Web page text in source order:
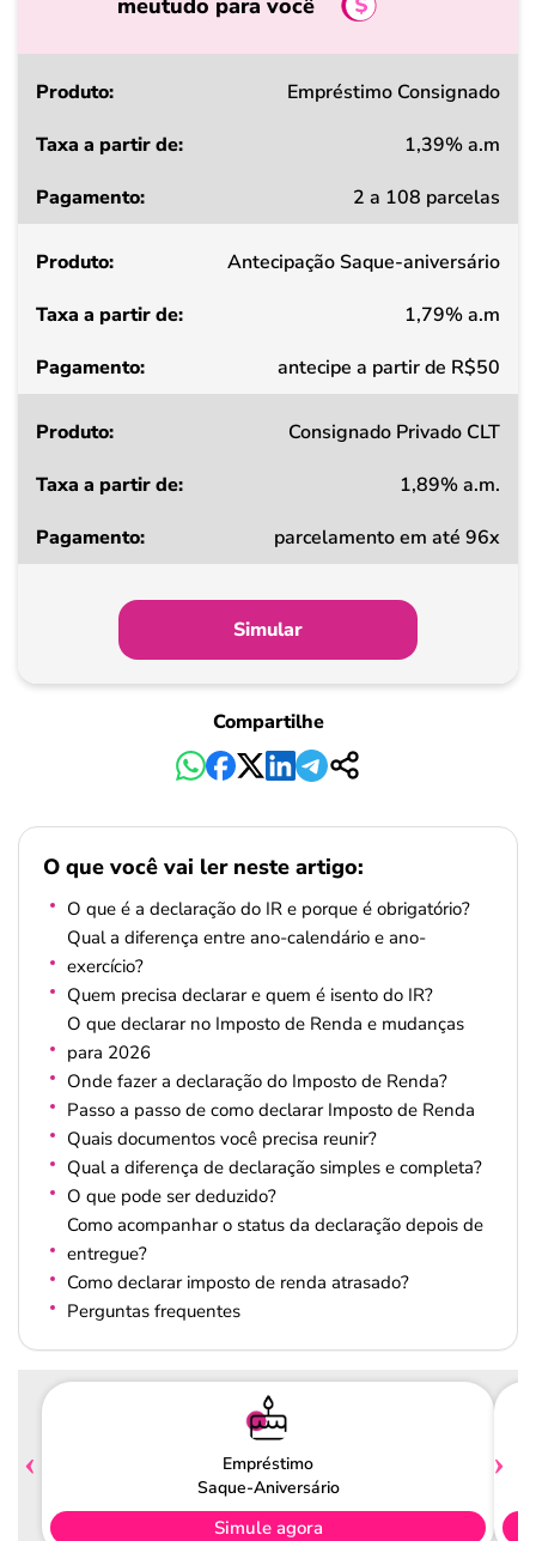
meutudo para você
Produto
a
de
Pagamento
Empréstimo Consignado
1,39% a.m
2 a 108 parcelas
Antecipação Saque-aniversário
1,79% a.m
antecipe a partir de R$50
Consignado Privado CLT
1,89% a.m.
parcelamento em até 96x
Simular
Compartilhe
O que você vai ler neste artigo:
O que é a declaração do IR e porque é obrigatório?
Qual a diferença entre ano-calendário e ano-
exercício?
Quem precisa declarar e quem é isento do IR?
O que declarar no Imposto de Renda e mudanças
para 2026
Onde fazer a declaração do Imposto de Renda?
Passo a passo de como declarar Imposto de Renda
Quais documentos você precisa reunir?
Qual a diferença de declaração simples e completa?
O que pode ser deduzido?
Como acompanhar o status da declaração depois de
entregue?
Como declarar imposto de renda atrasado?
Perguntas frequentes
Empréstimo
Saque-Aniversário
Simule agora